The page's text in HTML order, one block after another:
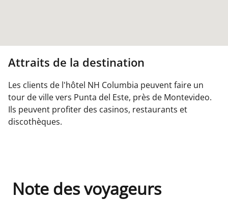
Attraits de la destination
Les clients de l'hôtel NH Columbia peuvent faire un
tour de ville vers Punta del Este, près de Montevideo.
Ils peuvent profiter des casinos, restaurants et
discothèques.
Note des voyageurs